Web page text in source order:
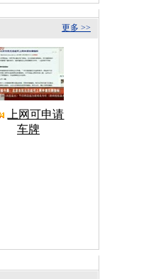
更多 >>
上网可申请
车牌